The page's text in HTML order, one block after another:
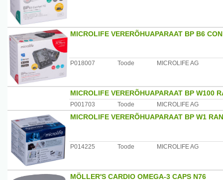
MICROLIFE VERERÕHUAPARAAT BP B6
P018007 Toode MICROLIFE AG
MICROLIFE VERERÕHUAPARAAT BP W100
P001703 Toode MICROLIFE AG
MICROLIFE VERERÕHUAPARAAT BP W1
P014225 Toode MICROLIFE AG
MÖLLER'S CARDIO OMEGA-3 CAPS N76